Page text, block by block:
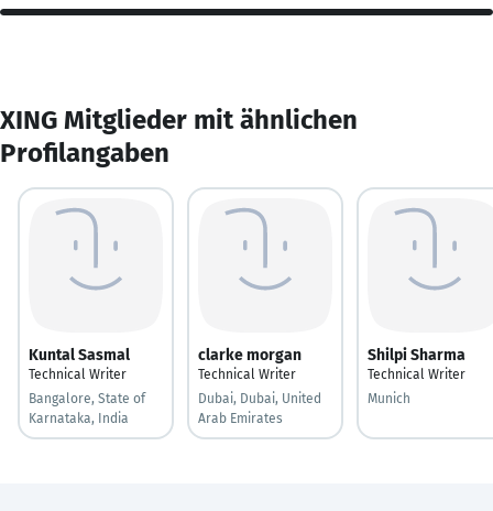
XING Mitglieder mit ähnlichen
Profilangaben
Kuntal Sasmal
Technical Writer
Bangalore, State of
Karnataka, India
clarke morgan
Technical Writer
Dubai, Dubai, United
Arab Emirates
Shilpi Sharma
Technical Writer
Munich